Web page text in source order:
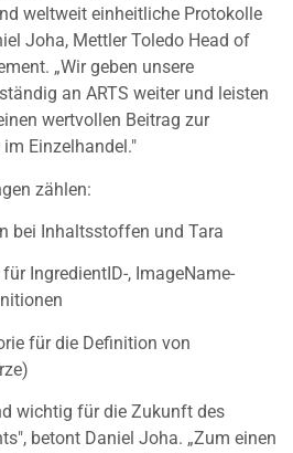
weltweit einheitliche Protokolle
Joha, Mettler Toledo Head of
„Wir geben unsere
an ARTS weiter und leisten
wertvollen Beitrag zur
Einzelhandel."
zählen:
bei Inhaltsstoffen und Tara
IngredientID-, ImageName-
für die Definition von
wichtig für die Zukunft des
betont Daniel Joha. „Zum einen